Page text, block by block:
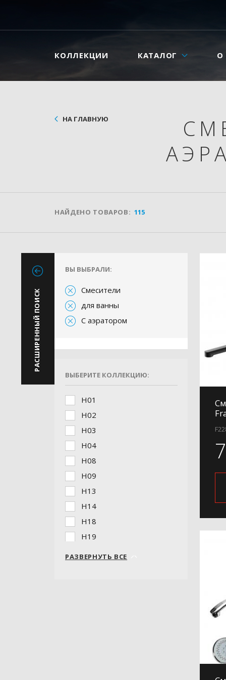
КОЛЛЕКЦИИ КАТАЛОГ О
НА ГЛАВНУЮ
НАЙДЕНО ТОВАРОВ: 115
РАСШИРЕННЫЙ ПОИСК
ВЫ ВЫБРАЛИ:
Смесители
для ванны
С аэратором
ВЫБЕРИТЕ КОЛЛЕКЦИЮ:
H01
H02
H03
H04
H08
H09
H13
H14
H18
H19
РАЗВЕРНУТЬ ВСЕ